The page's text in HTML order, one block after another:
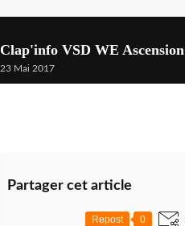
Clap'info VSD WE Ascension
23 Mai 2017
Partager cet article
Repost 0